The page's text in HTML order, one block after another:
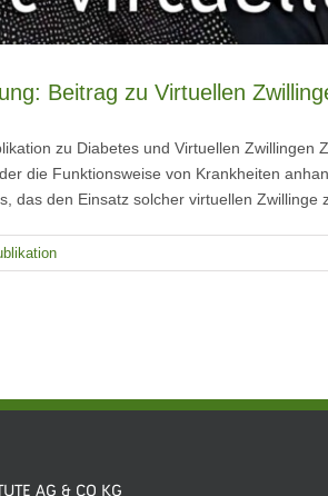
Beitrag zu Virtuellen
zu Diabetes und Virtuellen
die Funktionsweise von Krankheiten
das den Einsatz solcher virtuellen
AG & CO KG